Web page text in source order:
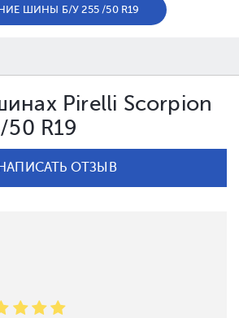
ШИНЫ Б/У 255 /50 R19
Pirelli Scorpion
R19
НАПИСАТЬ ОТЗЫВ